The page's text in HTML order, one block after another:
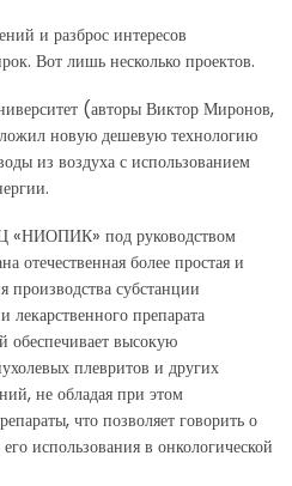
и разброс интересов
Вот лишь несколько проектов.
(авторы Виктор Миронов,
новую дешевую технологию
из воздуха с использованием
«НИОПИК» под руководством
отечественная более простая и
производства субстанции
лекарственного препарата
обеспечивает высокую
плевритов и других
не обладая при этом
что позволяет говорить о
использования в онкологической